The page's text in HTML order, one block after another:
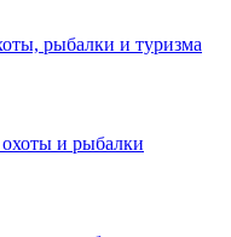
рыбалки и туризма
и рыбалки